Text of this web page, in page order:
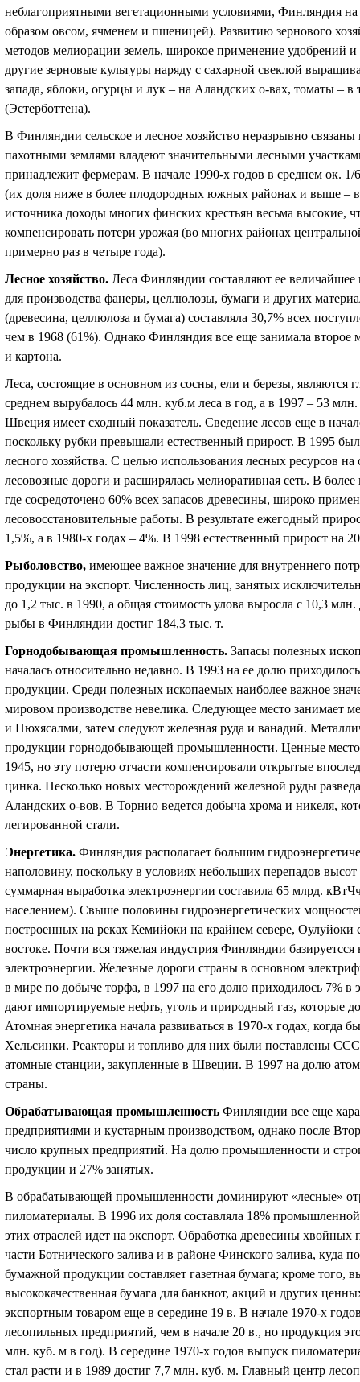
неблагоприятными вегетационными условиями, Финляндия на
образом овсом, ячменем и пшеницей). Развитию зернового
методов мелиорации земель, широкое применение удобрений
другие зерновые культуры наряду с сахарной свеклой
запада, яблоки, огурцы и лук – на Аландских о-вах, томаты –
(Эстерботтена).
В Финляндии сельское и лесное хозяйство неразрывно
пахотными землями владеют значительными лесными
принадлежит фермерам. В начале 1990-х годов в среднем ок. 1/
(их доля ниже в более плодородных южных районах и выше – в
источника доходы многих финских крестьян весьма высокие,
компенсировать потери урожая (во многих районах
примерно раз в четыре года).
Лесное хозяйство. Леса Финляндии составляют ее величайшее
для производства фанеры, целлюлозы, бумаги и других
(древесина, целлюлоза и бумага) составляла 30,7% всех
чем в 1968 (61%). Однако Финляндия все еще занимала второе
и картона.
Леса, состоящие в основном из сосны, ели и березы, являются
среднем вырубалось 44 млн. куб.м леса в год, а в 1997 – 53
Швеция имеет сходный показатель. Сведение лесов еще в
поскольку рубки превышали естественный прирост. В 1995
лесного хозяйства. С целью использования лесных ресурсов
лесовозные дороги и расширялась мелиоративная сеть. В более
где сосредоточено 60% всех запасов древесины, широко
лесовосстановительные работы. В результате ежегодный
1,5%, а в 1980-х годах – 4%. В 1998 естественный прирост на
Рыболовство, имеющее важное значение для внутреннего
продукции на экспорт. Численность лиц, занятых
до 1,2 тыс. в 1990, а общая стоимость улова выросла с 10,3
рыбы в Финляндии достиг 184,3 тыс. т.
Горнодобывающая промышленность. Запасы полезных
началась относительно недавно. В 1993 на ее долю
продукции. Среди полезных ископаемых наиболее важное
мировом производстве невелика. Следующее место занимает
и Пюхясалми, затем следуют железная руда и ванадий.
продукции горнодобывающей промышленности. Ценные
1945, но эту потерю отчасти компенсировали открытые
цинка. Несколько новых месторождений железной руды
Аландских о-вов. В Торнио ведется добыча хрома и никеля,
легированной стали.
Энергетика. Финляндия располагает большим
наполовину, поскольку в условиях небольших перепадов
суммарная выработка электроэнергии составила 65 млрд. кВтЧ
населением). Свыше половины гидроэнергетических
построенных на реках Кемийоки на крайнем севере,
востоке. Почти вся тяжелая индустрия Финляндии
электроэнергии. Железные дороги страны в основном
в мире по добыче торфа, в 1997 на его долю приходилось 7% в
дают импортируемые нефть, уголь и природный газ, которые
Атомная энергетика начала развиваться в 1970-х годах,
Хельсинки. Реакторы и топливо для них были поставлены
атомные станции, закупленные в Швеции. В 1997 на долю
страны.
Обрабатывающая промышленность Финляндии все еще
предприятиями и кустарным производством, однако после
число крупных предприятий. На долю промышленности и
продукции и 27% занятых.
В обрабатывающей промышленности доминируют «лесные»
пиломатериалы. В 1996 их доля составляла 18%
этих отраслей идет на экспорт. Обработка древесины хвойных
части Ботнического залива и в районе Финского залива, куда
бумажной продукции составляет газетная бумага; кроме того,
высококачественная бумага для банкнот, акций и других
экспортным товаром еще в середине 19 в. В начале 1970-х
лесопильных предприятий, чем в начале 20 в., но продукция
млн. куб. м в год). В середине 1970-х годов выпуск
стал расти и в 1989 достиг 7,7 млн. куб. м. Главный центр